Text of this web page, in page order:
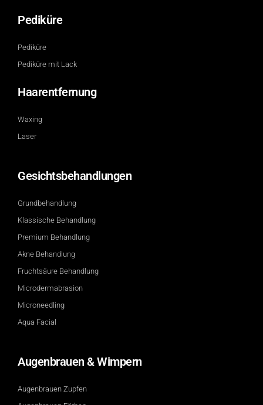
Pediküre
Pediküre
Pediküre mit Lack
Haarentfernung
Waxing
Laser
Gesichtsbehandlungen
Grundbehandlung
Klassische Behandlung
Premium Behandlung
Akne Behandlung
Fruchtsäure Behandlung
Microdermabrasion
Microneedling
Aqua Facial
Augenbrauen & Wimpern
Augenbrauen Zupfen